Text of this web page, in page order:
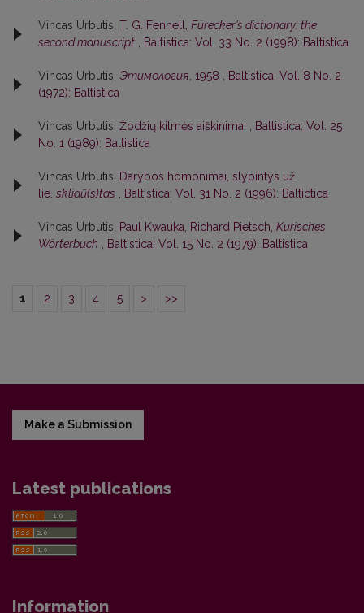
Vincas Urbutis, T. G. Fennell, Fürecker’s dictionary: the
second manuscript
Baltistica: Vol. 33 No. 2 (1998): Baltistica
Vincas Urbutis, Этимология , 1958
Baltistica: Vol. 8 No. 2
(1972): Baltistica
Vincas Urbutis, Žodžių kilmės aiškinimai
Baltistica: Vol. 25
No. 1 (1989): Baltistica
Vincas Urbutis,
Darybos homonimai, slypintys už
lie. skliaũ(s)tas Baltistica: Vol. 31 No. 2 (1996): Baltictica
Vincas Urbutis, Paul Kwauka, Richard Pietsch, Kurisches
Wörterbuch
Baltistica: Vol. 15 No. 2 (1979): Baltistica
1 2 3 4 5 > >>
Make a Submission
Latest publications
Information